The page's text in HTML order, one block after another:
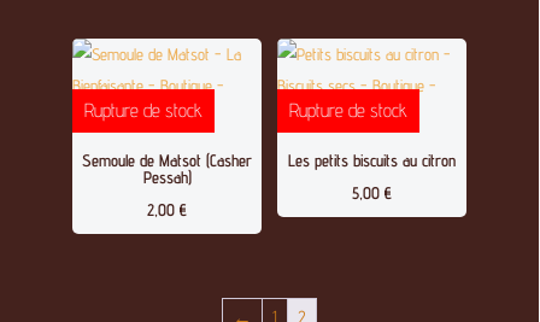
Rupture de stock
Semoule de Matsot (Casher
Pessah)
2,00€
Rupture de stock
Les petits biscuits au citron
5,00 €
← 1 2